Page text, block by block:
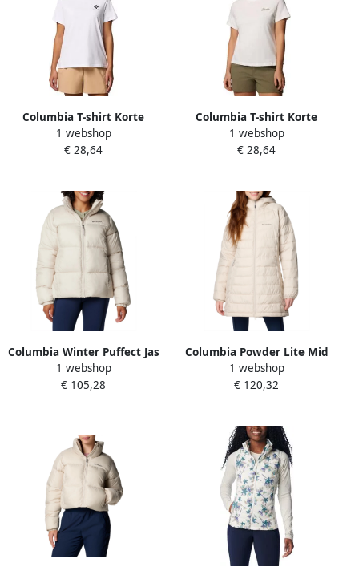
Columbia T-shirt Korte
Mouw Rolling Bend Graphic
SS Tee
1 webshop
€ 28,64
Columbia T-shirt Korte
Mouw Rolling Bend Graphic
SS Tee
1 webshop
€ 28,64
Columbia Winter Puffect Jas
Ivoor White Dames
1 webshop
€ 105,28
Columbia Powder Lite Mid
Ivoor Winterjas White
Dames
1 webshop
€ 120,32